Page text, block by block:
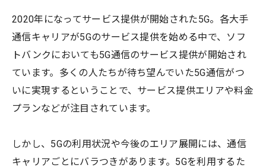
2020年になってサービス提供が開始された5G。各大手
通信キャリアが5Gのサービス提供を始める中で、ソフ
トバンクにおいても5G通信のサービス提供が開始され
ています。多くの人たちが待ち望んでいた5G通信がつ
いに実現するということで、サービス提供エリアや料金
プランなどが注目されています。
しかし、5Gの利用状況や今後のエリア展開には、通信
キャリアごとにバラつきがあります。5Gを利用するた